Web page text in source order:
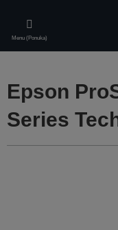
main
content
Menu (Ponuka)
Epson
Series